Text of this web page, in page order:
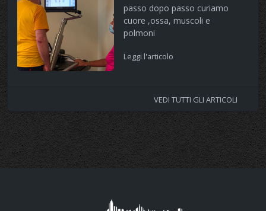
passo dopo passo curiamo
cuore ,ossa, muscoli e
polmoni
Leggi l'articolo
VEDI TUTTI GLI ARTICOLI